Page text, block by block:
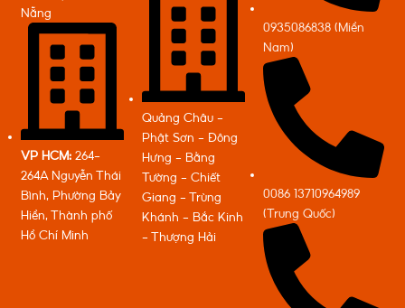
Nẵng
VP HCM: 264-
264A Nguyễn Thái
Bình, Phường Bảy
Hiền, Thành phố
Hồ Chí Minh
Quảng Châu -
Phật Sơn - Đông
Hưng - Bằng
Tường - Chiết
Giang - Trùng
Khánh - Bắc Kinh
- Thượng Hải
0935086838 (Miền
Nam)
0086 13710964989
(Trung Quốc)